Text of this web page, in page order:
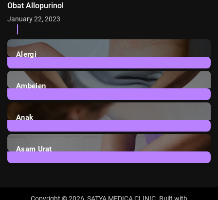
Obat Allopurinol
January 22, 2023
Alergi
6Posts
Ambeien
1Post
Anak
3Posts
Asam Urat
Copyright © 2026, SATYA MEDICA CLINIC . Built with